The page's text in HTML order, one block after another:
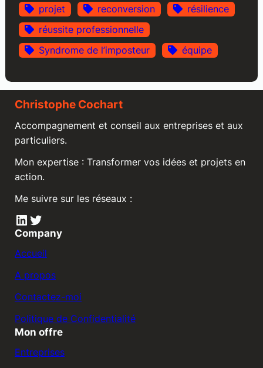
projet
reconversion
résilience
réussite professionnelle
Syndrome de l’imposteur
équipe
Christophe Cochart
Accompagnement et conseil aux entreprises et aux
particuliers.
Mon expertise : Transformer vos idées et projets en
action.
Me suivre sur les réseaux :
LinkedIn Twitter
Company
Accueil
A propos
Contactez-moi
Politique de Confidentialité
Mon offre
Entreprises